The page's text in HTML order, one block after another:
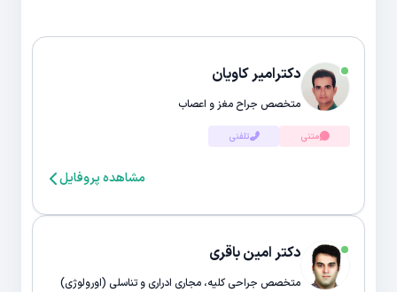
دکترامیر کاویان
متخصص جراح مغز و اعصاب
متنی تلفنی
مشاهده پروفایل
دکتر امین باقری
متخصص جراحی کلیه، مجاری ادراری و تناسلی (اورولوژی)